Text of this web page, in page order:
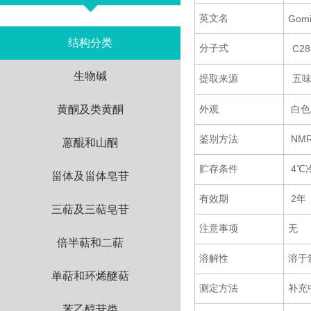
结构分类
生物碱
黄酮及类黄酮
蒽醌和山酮
甾体及甾体皂苷
三萜及三萜皂苷
倍半萜和二萜
单萜和环烯醚萜
英文名
分子式
提取来源 五
外观 白
4℃
2年
无
鉴别方法
贮存条件
有效期
注意事项
溶解性 溶于
测定方法 补充